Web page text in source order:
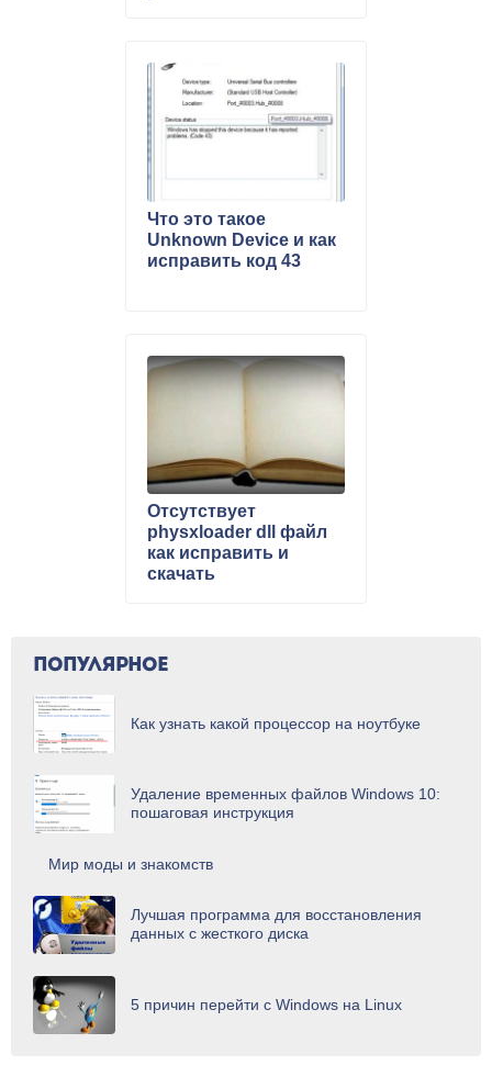
Что это такое
Unknown Device и как
исправить код 43
Отсутствует
physxloader dll файл
как исправить и
скачать
ПОПУЛЯРНОЕ
Как узнать какой процессор на ноутбуке
Удаление временных файлов Windows 10:
пошаговая инструкция
Мир моды и знакомств
Лучшая программа для восстановления
данных с жесткого диска
5 причин перейти с Windows на Linux